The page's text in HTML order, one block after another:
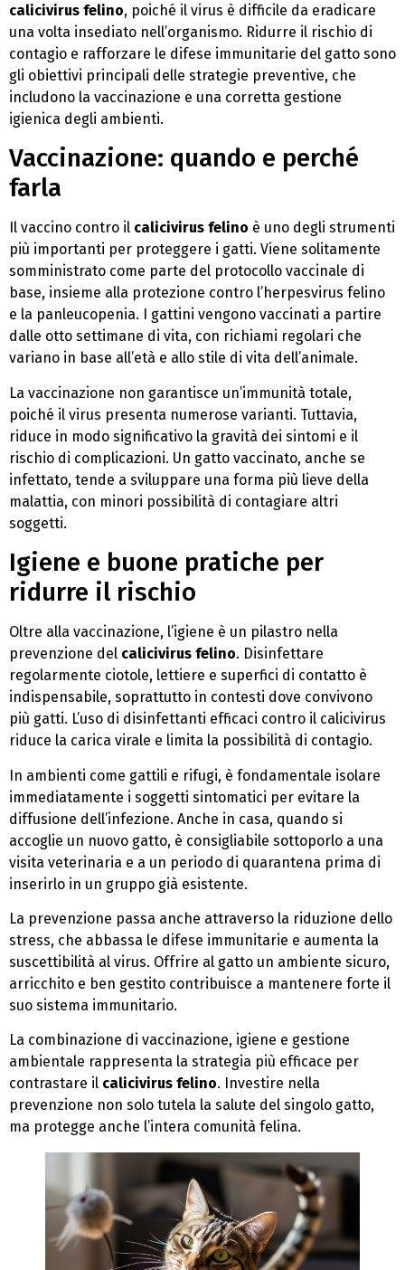
calicivirus felino, poiché il virus è difficile da eradicare
una volta insediato nell’organismo. Ridurre il rischio di
contagio e rafforzare le difese immunitarie del gatto sono
gli obiettivi principali delle strategie preventive, che
includono la vaccinazione e una corretta gestione
igienica degli ambienti.
Vaccinazione: quando e perché
farla
Il vaccino contro il calicivirus felino è uno degli strumenti
più importanti per proteggere i gatti. Viene solitamente
somministrato come parte del protocollo vaccinale di
base, insieme alla protezione contro l’herpesvirus felino
e la panleucopenia. I gattini vengono vaccinati a partire
dalle otto settimane di vita, con richiami regolari che
variano in base all’età e allo stile di vita dell’animale.
La vaccinazione non garantisce un’immunità totale,
poiché il virus presenta numerose varianti. Tuttavia,
riduce in modo significativo la gravità dei sintomi e il
rischio di complicazioni. Un gatto vaccinato, anche se
infettato, tende a sviluppare una forma più lieve della
malattia, con minori possibilità di contagiare altri
soggetti.
Igiene e buone pratiche per
ridurre il rischio
Oltre alla vaccinazione, l’igiene è un pilastro nella
prevenzione del calicivirus felino. Disinfettare
regolarmente ciotole, lettiere e superfici di contatto è
indispensabile, soprattutto in contesti dove convivono
più gatti. L’uso di disinfettanti efficaci contro il calicivirus
riduce la carica virale e limita la possibilità di contagio.
In ambienti come gattili e rifugi, è fondamentale isolare
immediatamente i soggetti sintomatici per evitare la
diffusione dell’infezione. Anche in casa, quando si
accoglie un nuovo gatto, è consigliabile sottoporlo a una
visita veterinaria e a un periodo di quarantena prima di
inserirlo in un gruppo già esistente.
La prevenzione passa anche attraverso la riduzione dello
stress, che abbassa le difese immunitarie e aumenta la
suscettibilità al virus. Offrire al gatto un ambiente sicuro,
arricchito e ben gestito contribuisce a mantenere forte il
suo sistema immunitario.
La combinazione di vaccinazione, igiene e gestione
ambientale rappresenta la strategia più efficace per
contrastare il calicivirus felino. Investire nella
prevenzione non solo tutela la salute del singolo gatto,
ma protegge anche l’intera comunità felina.